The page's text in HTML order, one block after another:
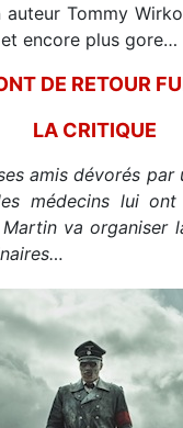
Tommy
encore plus gore…
DE RETOUR
LA CRITIQUE
amis dévorés
médecins lui
Martin va